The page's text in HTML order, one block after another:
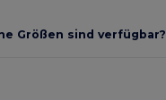
Größen sind verfügbar?